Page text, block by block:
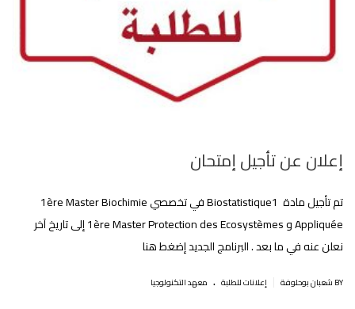
إعلان عن تأجيل إمتحان
تم تأجيل مادة Biostatistique1 في تخصصي 1ère Master Biochimie
Appliquée و 1ère Master Protection des Ecosystèmes إلى تاريخ آخر
نعلن عنه في ما بعد . البرنامج الجديد إضغط هنا
BY شعبان بوحلوفة إعلانات للطلبة . معهد التكنولوجيا